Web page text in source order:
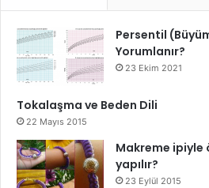
Persentil
Yorumlanır?
23 Ekim 2021
Tokalaşma ve Beden Dili
22 Mayıs 2015
Makreme ipiyle
yapılır?
23 Eylül 2015